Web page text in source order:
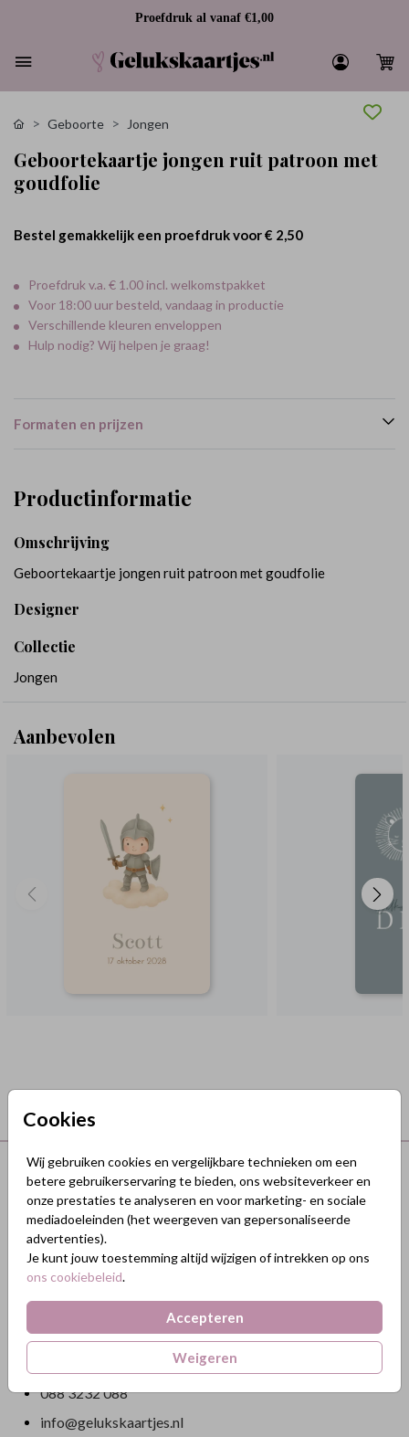
Proefdruk al vanaf €1,00
Cookies
Wij gebruiken cookies en vergelijkbare technieken om een
betere gebruikerservaring te bieden, ons websiteverkeer en
onze prestaties te analyseren en voor marketing- en sociale
mediadoeleinden (het weergeven van gepersonaliseerde
advertenties).
Je kunt jouw toestemming altijd wijzigen of intrekken op ons
ons cookiebeleid.
Accepteren
Weigeren
Geboorte Jongen
Geboortekaartje jongen ruit patroon met
goudfolie
Bestel gemakkelijk een proefdruk voor€ 2,50
Proefdruk v.a. € 1.00 incl. welkomstpakket
Voor 18:00 uur besteld, vandaag in productie
Verschillende kleuren enveloppen
Hulp nodig? Wij helpen je graag!
Formaten en prijzen
Productinformatie
Omschrijving
Geboortekaartje jongen ruit patroon met goudfolie
Designer
Collectie
Jongen
Aanbevolen
Terug naar boven
GeluksKaartjes.nl
Nikkelweg 45
2401MM Alphen a/d Rijn
Nederland
KVK: 84438665
BTW: NL863211185B01
088 3232 088
info@gelukskaartjes.nl